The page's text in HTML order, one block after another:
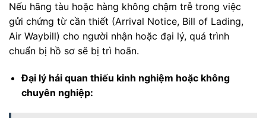
Nếu hãng tàu hoặc hàng không chậm trễ trong việc
gửi chứng từ cần thiết (Arrival Notice, Bill of Lading,
Air Waybill) cho người nhận hoặc đại lý, quá trình
chuẩn bị hồ sơ sẽ bị trì hoãn.
Đại lý hải quan thiếu kinh nghiệm hoặc không
chuyên nghiệp: